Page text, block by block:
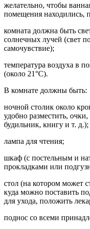
желательно, чтобы
помещения находились,
комната должна быть
солнечных лучей (свет
самочувствие);
температура воздуха в
(около 21°С).
В комнате должны быть:
ночной столик около
удобно разместить,
будильник, книгу и т. д.);
лампа для чтения;
шкаф (с постельным и
прокладками или
стол (на котором может
куда можно поставить
для ухода, положить
поднос со всеми